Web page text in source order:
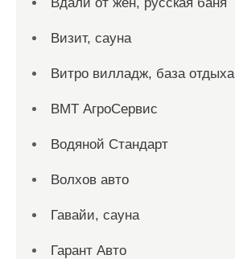
Визит, сауна
Витро вилладж, база отдыха
ВМТ АгроСервис
Водяной Стандарт
Волхов авто
Гавайи, сауна
Гарант Авто